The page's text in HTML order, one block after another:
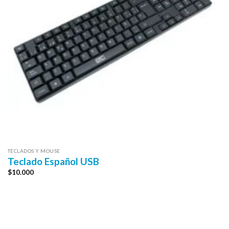
TECLADOS Y MOUSE
Teclado Español USB
$10.000